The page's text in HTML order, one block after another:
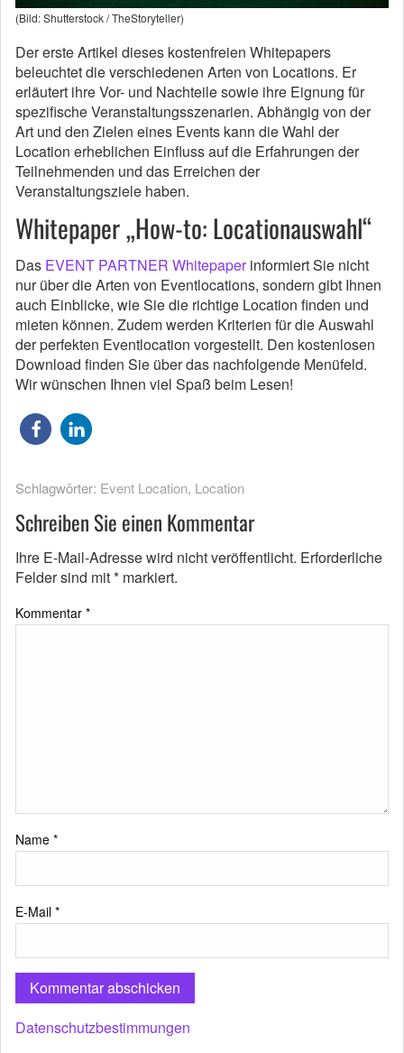
(Bild: Shutterstock / TheStoryteller)
Der erste Artikel dieses kostenfreien Whitepapers
beleuchtet die verschiedenen Arten von Locations. Er
erläutert ihre Vor- und Nachteile sowie ihre Eignung für
spezifische Veranstaltungsszenarien. Abhängig von der
Art und den Zielen eines Events kann die Wahl der
Location erheblichen Einfluss auf die Erfahrungen der
Teilnehmenden und das Erreichen der
Veranstaltungsziele haben.
Whitepaper „How-to: Locationauswahl“
Das EVENT PARTNER Whitepaperinformiert Sie nicht
nur über die Arten von Eventlocations, sondern gibt Ihnen
auch Einblicke, wie Sie die richtige Location finden und
mieten können. Zudem werden Kriterien für die Auswahl
der perfekten Eventlocation vorgestellt. Den kostenlosen
Download finden Sie über das nachfolgende Menüfeld.
Wir wünschen Ihnen viel Spaß beim Lesen!
Schlagwörter: Event Location, Location
Schreiben Sie einen Kommentar
Ihre E-Mail-Adresse wird nicht veröffentlicht. Erforderliche
Felder sind mit* markiert.
Kommentar *
Name *
E-Mail *
Datenschutzbestimmungen